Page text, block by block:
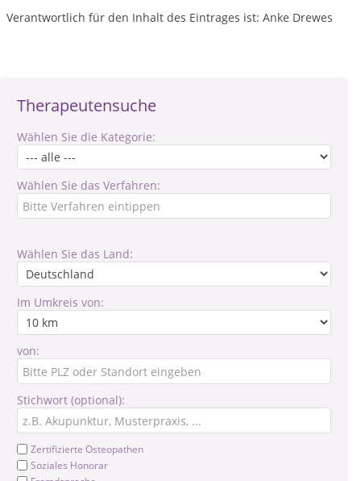
Therapeutensuche
Wählen Sie die Kategorie:
Wählen Sie das Verfahren:
Wählen Sie das Land:
Im Umkreis von:
von:
Stichwort (optional):
Zertifizierte Osteopathen
Soziales Honorar
Verantwortlich für den Inhalt des Eintrages ist: Anke Drewes